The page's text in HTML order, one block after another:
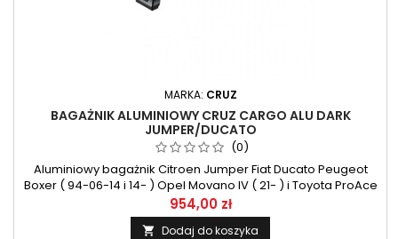
MARKA: CRUZ
BAGAŻNIK ALUMINIOWY CRUZ CARGO ALU DARK
JUMPER/DUCATO
(0)
Aluminiowy bagażnik Citroen Jumper Fiat Ducato Peugeot
Boxer ( 94-06-14 i 14- ) Opel Movano IV ( 21- ) i Toyota ProAce
MAX ( 24- ) CRUZ Alu-Cargo AF2-158 DARK
954,00 zł
 Dodaj do koszyka